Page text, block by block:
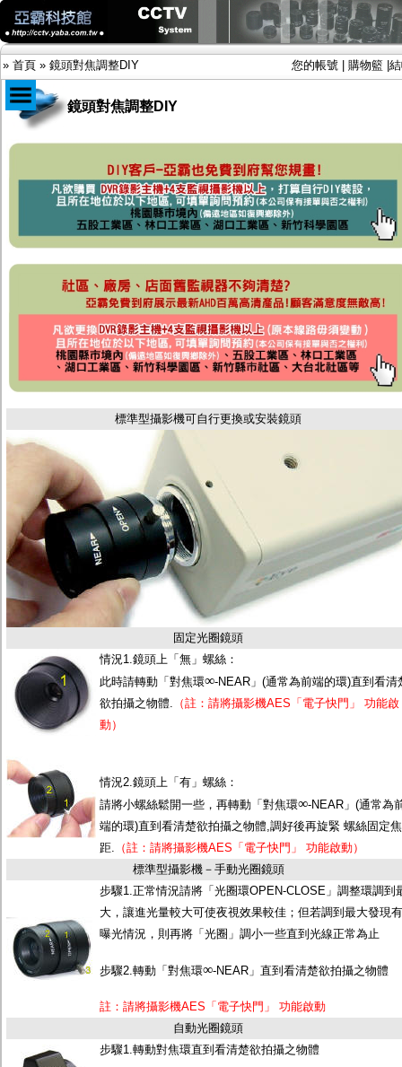
» 首頁 » 鏡頭對焦調整DIY 您的帳號 購物籃
商品目錄
限時促銷特惠專案
IP網路攝影機及錄放影機
AHD DVR數位錄放影機
AHD半球型(適用屋內)
AHD中小型紅外線攝影機(適用騎樓、室內外)
AHD特殊功能型攝影機
旋轉型攝影機.旋轉台
傳統高解析攝影機
投光設備
防護罩及支架
多路攝影機單軸傳輸
監聽器.麥克風
視訊轉換設備
雙絞線傳輸器
雜訊改善器
分配放大器
網路線用水晶頭
網路線
懶人線.同軸線.花線
線頭.插座.延長線.HDMI線
集線盒.防水盒.配線盒
變壓器.避雷器
轉接頭
偽裝嚇阻假監視器. 警示防盜貼紙
行車紀錄器.車用插座配件
電腦工業機殼
客訂商品
鏡頭對焦調整DIY
標準型攝影機可自行更換或安裝鏡頭
固定光圈鏡頭
情況1.鏡頭上「無」螺絲：
此時請轉動「對焦環∞-NEAR」(通常為前端的環)直到看清
欲拍攝之物體. （註：請將攝影機AES「電子快門」 功能啟
動）
情況2.鏡頭上「有」螺絲：
請將小螺絲鬆開一些，再轉動「對焦環∞-NEAR」(通常為
端的環)直到看清楚欲拍攝之物體,調好後再旋緊 螺絲固定焦
距. （註：請將攝影機AES「電子快門」 功能啟動）
標準型攝影機－手動光圈鏡頭
步驟1.正常情況請將「光圈環OPEN-CLOSE」調整環調到
大，讓進光量較大可使夜視效果較佳；但若調到最大發現有
曝光情況，則再將「光圈」調小一些直到光線正常為止
步驟2.轉動「對焦環∞-NEAR」直到看清楚欲拍攝之物體
註：請將攝影機AES「電子快門」 功能啟動
自動光圈鏡頭
步驟1.轉動對焦環直到看清楚欲拍攝之物體